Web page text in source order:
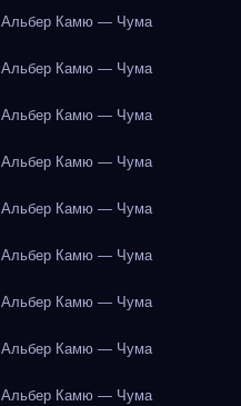
Альбер Камю — Чума
Альбер Камю — Чума
Альбер Камю — Чума
Альбер Камю — Чума
Альбер Камю — Чума
Альбер Камю — Чума
Альбер Камю — Чума
Альбер Камю — Чума
Альбер Камю — Чума